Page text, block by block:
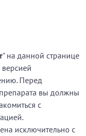
" на данной странице
Перед
вы должны
с
исключительно с